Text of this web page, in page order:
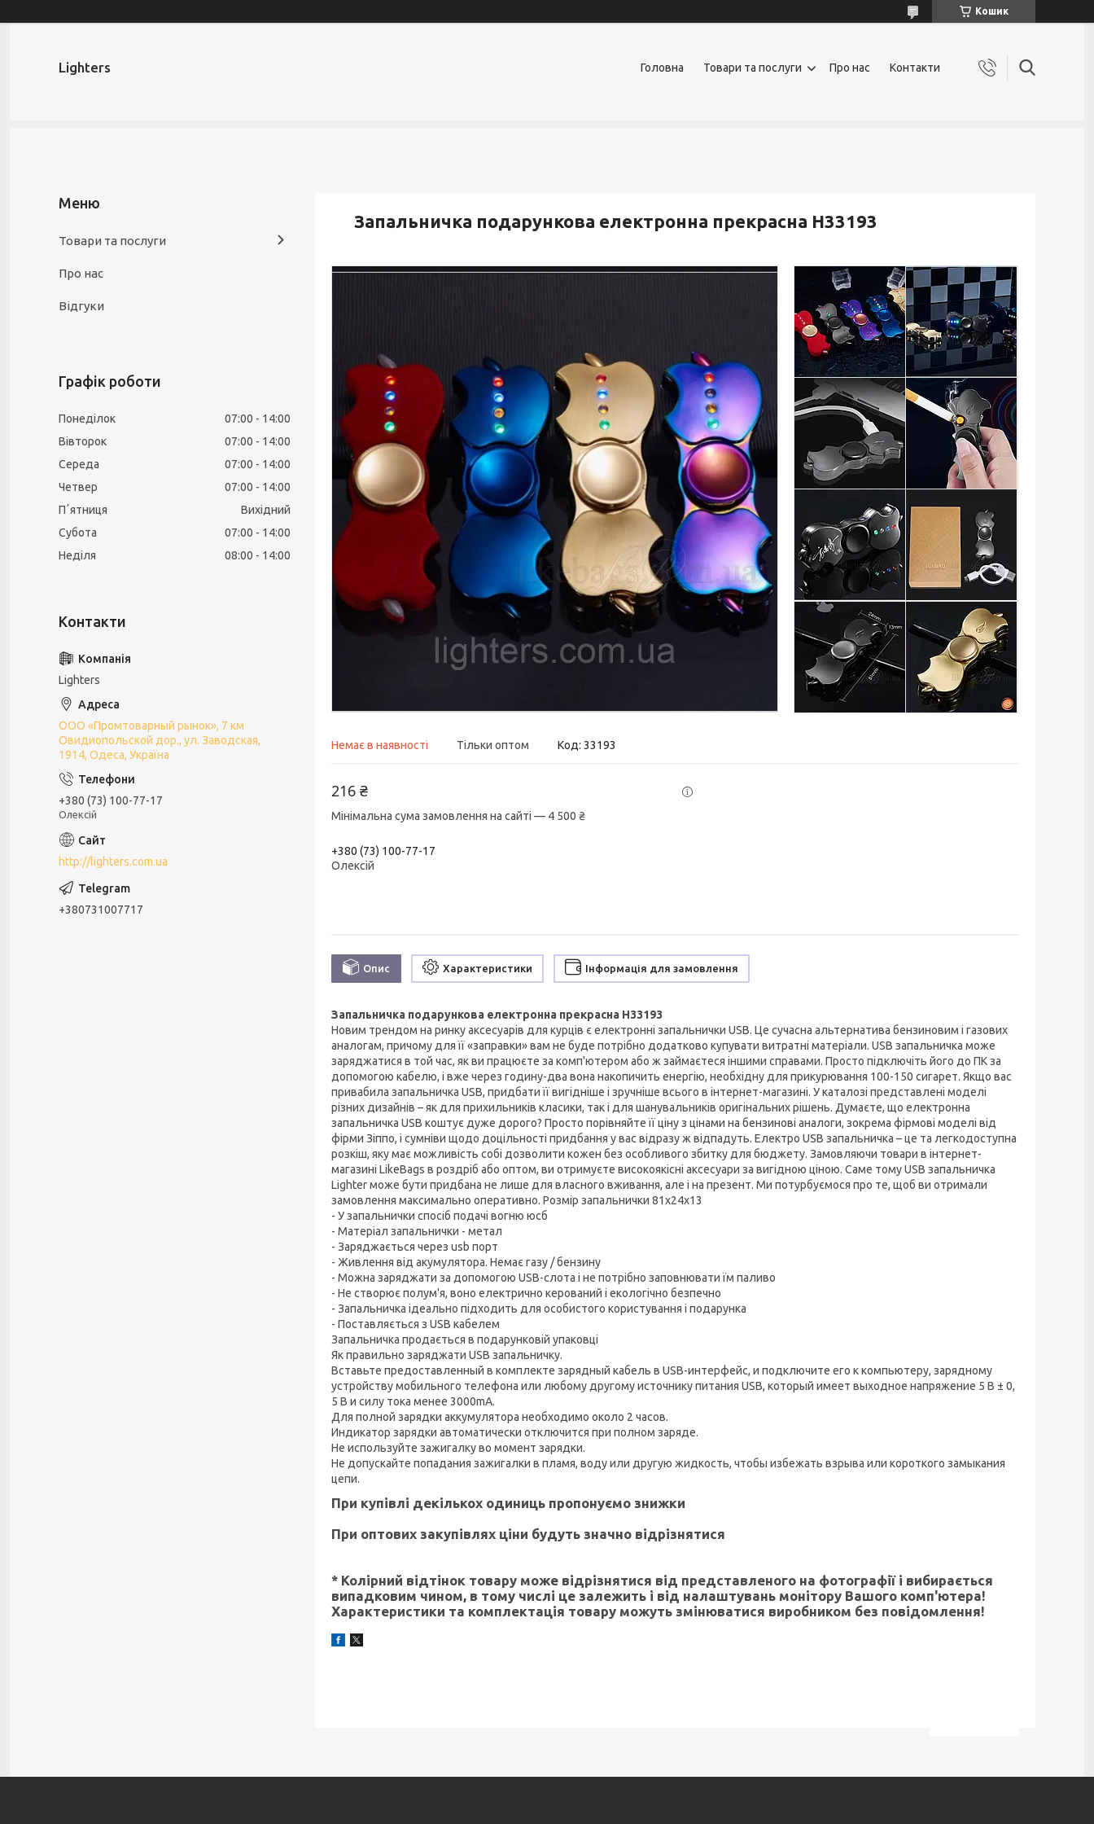
Кошик
Lighters Головна Товари та послуги Про нас Контакти
Запальничка подарункова електронна прекрасна H33193
Немає в наявності Тільки оптом Код: 33193
216 ₴
Мінімальна сума замовлення на сайті — 4 500 ₴
+380 (73) 100-77-17
Олексій
Опис Характеристики Інформація для замовлення
Запальничка подарункова електронна прекрасна H33193
Новим трендом на ринку аксесуарів для курців є електронні запальнички USB. Це сучасна альтернатива бензиновим і газових
аналогам, причому для її «заправки» вам не буде потрібно додатково купувати витратні матеріали. USB запальничка може
заряджатися в той час, як ви працюєте за комп'ютером або ж займаєтеся іншими справами. Просто підключіть його до ПК за
допомогою кабелю, і вже через годину-два вона накопичить енергію, необхідну для прикурювання 100-150 сигарет. Якщо вас
привабила запальничка USB, придбати її вигідніше і зручніше всього в інтернет-магазині. У каталозі представлені моделі
різних дизайнів – як для прихильників класики, так і для шанувальників оригінальних рішень. Думаєте, що електронна
запальничка USB коштує дуже дорого? Просто порівняйте її ціну з цінами на бензинові аналоги, зокрема фірмові моделі від
фірми Зіппо, і сумніви щодо доцільності придбання у вас відразу ж відпадуть. Електро USB запальничка – це та легкодоступна
розкіш, яку має можливість собі дозволити кожен без особливого збитку для бюджету. Замовляючи товари в інтернет-
магазині LikeBags в роздріб або оптом, ви отримуєте високоякісні аксесуари за вигідною ціною. Саме тому USB запальничка
Lighter може бути придбана не лише для власного вживання, але і на презент. Ми потурбуємося про те, щоб ви отримали
замовлення максимально оперативно. Розмір запальнички 81х24х13
- У запальнички спосіб подачі вогню юсб
- Матеріал запальнички - метал
- Заряджається через usb порт
- Живлення від акумулятора. Немає газу / бензину
- Можна заряджати за допомогою USB-слота і не потрібно заповнювати їм паливо
- Не створює полум'я, воно електрично керований і екологічно безпечно
- Запальничка ідеально підходить для особистого користування і подарунка
- Поставляється з USB кабелем
Запальничка продається в подарунковій упаковці
Як правильно заряджати USB запальничку.
Вставьте предоставленный в комплекте зарядный кабель в USB-интерфейс, и подключите его к компьютеру, зарядному
устройству мобильного телефона или любому другому источнику питания USB, который имеет выходное напряжение 5 В ± 0,
5 В и силу тока менее 3000mA.
Для полной зарядки аккумулятора необходимо около 2 часов.
Индикатор зарядки автоматически отключится при полном заряде.
Не используйте зажигалку во момент зарядки.
Не допускайте попадания зажигалки в пламя, воду или другую жидкость, чтобы избежать взрыва или короткого замыкания
цепи.
При купівлі декількох одиниць пропонуємо знижки
При оптових закупівлях ціни будуть значно відрізнятися
* Колірний відтінок товару може відрізнятися від представленого на фотографії і вибирається
випадковим чином, в тому числі це залежить і від налаштувань монітору Вашого комп'ютера!
Характеристики та комплектація товару можуть змінюватися виробником без повідомлення!
Товари та послуги
Про нас
Відгуки
Графік роботи
Понеділок 07:00
14:00
Вівторок
07:00
14:00
Середа
07:00
14:00
Четвер
07:00
14:00
Пʼятниця
Вихідний
Субота
07:00
14:00
Неділя
08:00 14:00
Lighters
ООО «Промтоварный рынок», 7 км
Овидиопольской дор., ул. Заводская,
1914, Одеса, Україна
+380 (73) 100-77-17
Олексій
http://lighters.com.ua
+380731007717